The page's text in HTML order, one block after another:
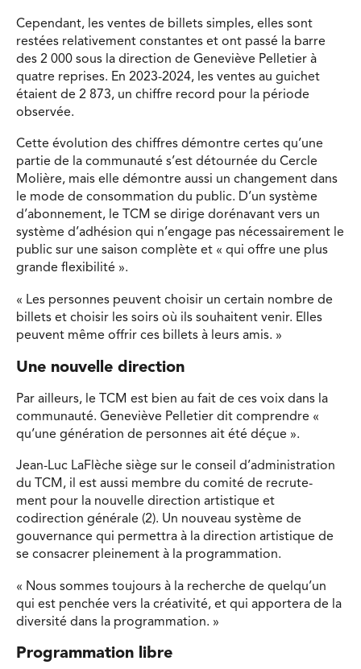
Cependant, les ventes de billets simples, elles sont
restées relativement constantes et ont passé la barre
des 2 000 sous la direction de Geneviève Pelletier à
quatre reprises. En 2023-2024, les ventes au guichet
étaient de 2 873, un chiffre record pour la période
observée.
Cette évolution des chiffres démontre certes qu’une
partie de la communauté s’est détournée du Cercle
Molière, mais elle démontre aussi un changement dans
le mode de consommation du public. D’un système
d’abonnement, le TCM se dirige dorénavant vers un
système d’adhésion qui n’engage pas nécessairement le
public sur une saison complète et « qui offre une plus
grande flexibilité ».
« Les personnes peuvent choisir un certain nombre de
billets et choisir les soirs où ils souhaitent venir. Elles
peuvent même offrir ces billets à leurs amis. »
Une nouvelle direction
Par ailleurs, le TCM est bien au fait de ces voix dans la
communauté. Geneviève Pelletier dit comprendre «
qu’une génération de personnes ait été déçue ».
Jean-Luc LaFlèche siège sur le conseil d’administration
du TCM, il est aussi membre du comité de recrute-
ment pour la nouvelle direction artistique et
codirection générale (2). Un nouveau système de
gouvernance qui permettra à la direction artistique de
se consacrer pleinement à la programmation.
« Nous sommes toujours à la recherche de quelqu’un
qui est penchée vers la créativité, et qui apportera de la
diversité dans la programmation. »
Programmation libre